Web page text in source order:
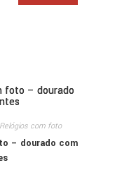
Relógios com foto
– dourado com